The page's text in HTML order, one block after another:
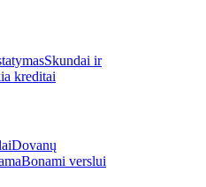
Skundai ir
kreditai
Dovanų
Bonami verslui